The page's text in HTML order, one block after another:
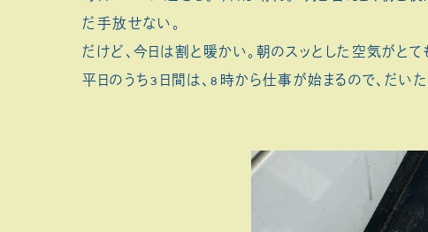
だ手放せない。
だけど、今日は割と暖かい。朝のスッとした空気がとて
平日のうち3日間は、8時から仕事が始まるので、だ